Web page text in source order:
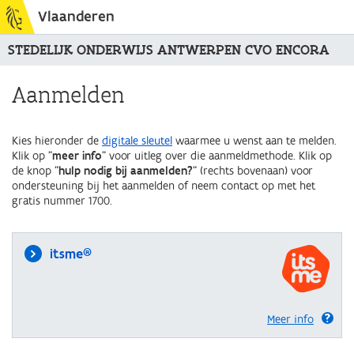
Vlaanderen
STEDELIJK ONDERWIJS ANTWERPEN CVO ENCORA
Aanmelden
Kies hieronder de digitale sleutel waarmee u wenst aan te melden.
Klik op "meer info" voor uitleg over die aanmeldmethode. Klik op
de knop "hulp nodig bij aanmelden?" (rechts bovenaan) voor
ondersteuning bij het aanmelden of neem contact op met het
gratis nummer 1700.
itsme®
Meer info